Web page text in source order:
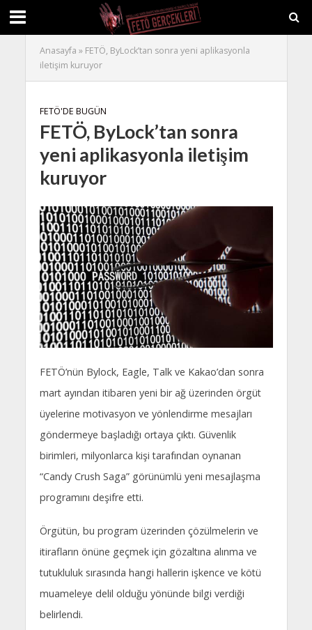
Anasayfa » FETÖ, ByLock’tan sonra yeni aplikasyonla
iletişim kuruyor
FETÖ'DE BUGÜN
FETÖ, ByLock’tan sonra
yeni aplikasyonla iletişim
kuruyor
FETÖ’nün Bylock, Eagle, Talk ve Kakao’dan sonra
mart ayından itibaren yeni bir ağ üzerinden örgüt
üyelerine motivasyon ve yönlendirme mesajları
göndermeye başladığı ortaya çıktı. Güvenlik
birimleri, milyonlarca kişi tarafından oynanan
“Candy Crush Saga” görünümlü yeni mesajlaşma
programını deşifre etti.
Örgütün, bu program üzerinden çözülmelerin ve
itirafların önüne geçmek için gözaltına alınma ve
tutukluluk sırasında hangi hallerin işkence ve kötü
muameleye delil olduğu yönünde bilgi verdiği
belirlendi.